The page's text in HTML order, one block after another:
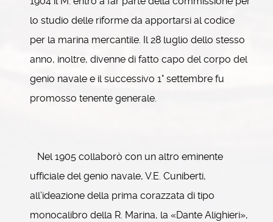
lo studio delle riforme da apportarsi al codice
per la marina mercantile. Il 28 luglio dello stesso
anno, inoltre, divenne di fatto capo del corpo del
genio navale e il successivo 1° settembre fu
promosso tenente generale.
Nel 1905 collaborò con un altro eminente
ufficiale del genio navale, V.E. Cuniberti,
all’ideazione della prima corazzata di tipo
monocalibro della R. Marina, la «Dante Alighieri»,